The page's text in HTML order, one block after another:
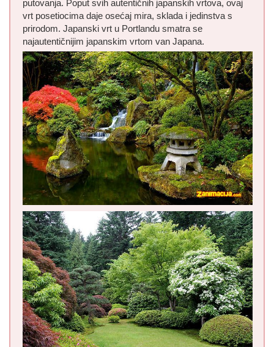
putovanja. Poput svih autentičnih japanskih vrtova, ovaj
vrt posetiocima daje osećaj mira, sklada i jedinstva s
prirodom. Japanski vrt u Portlandu smatra se
najautentičnijim japanskim vrtom van Japana.